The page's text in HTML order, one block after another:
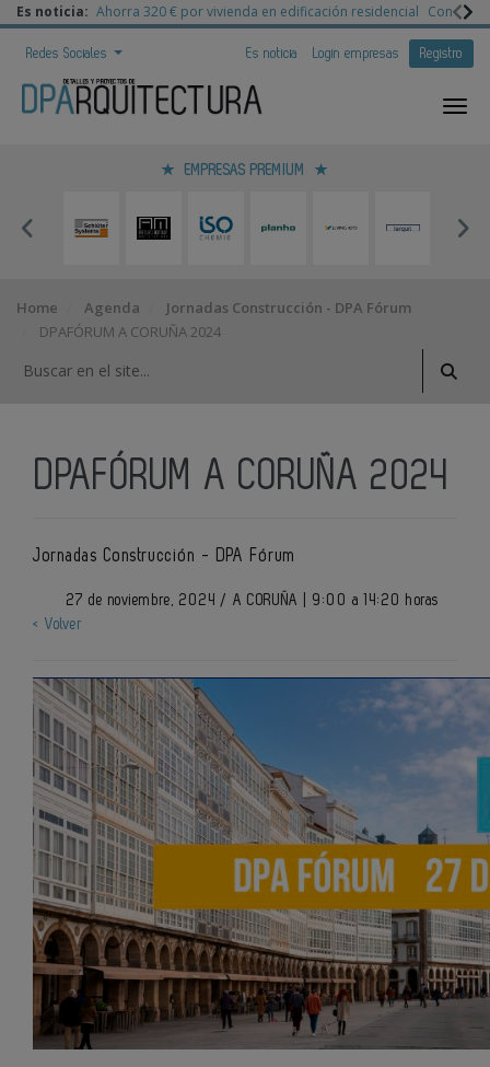
Es noticia: Ahorra 320 € por vivienda en edificación residencial
Redes Sociales Es noticia Login empresas Registro
EMPRESAS PREMIUM
Home Agenda
Jornadas Construcción - DPA Fórum
DPAFÓRUM A CORUÑA 2024
DPAFÓRUM A CORUÑA 2024
Jornadas Construcción - DPA Fórum
27 de noviembre, 2024 / A CORUÑA | 9:00 a 14:20 horas
< Volver